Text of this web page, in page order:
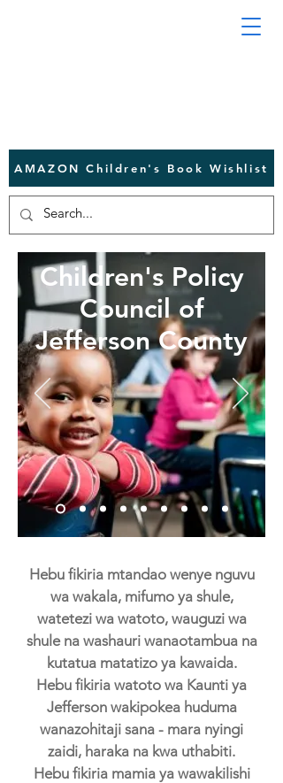
AMAZON Children's Book Wishlist
Children's Policy
Council of
Jefferson County
Building Partnerships to
Benefit Children
and Strengthen Families
Hebu fikiria mtandao wenye nguvu
wa wakala, mifumo ya shule,
watetezi wa watoto, wauguzi wa
shule na washauri wanaotambua na
kutatua matatizo ya kawaida.
Hebu fikiria watoto wa Kaunti ya
Jefferson wakipokea huduma
wanazohitaji sana - mara nyingi
zaidi, haraka na kwa uthabiti.
Hebu fikiria mamia ya wawakilishi